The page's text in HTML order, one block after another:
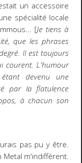
un accessoire
spécialité locale
[Je tiens à
que les phrases
Il est toujours
courent. L'humour
devenu une
par la flatulence
à chacun son
pas pu y être.
Metal m'indiffèrent.